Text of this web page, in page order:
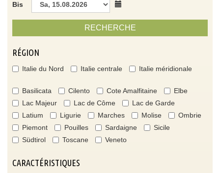
Bis
RECHERCHE
RÉGION
Italie du Nord Italie centrale Italie méridionale
Basilicata Cilento Cote Amalfitaine
Elbe
Lac Majeur
Lac de Côme
Lac de Garde
Latium
Ligurie Marches Molise
Ombrie
Piemont
Pouilles Sardaigne
Sicile
Südtirol
Toscane Veneto
CARACTÉRISTIQUES